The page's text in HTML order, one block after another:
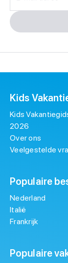
Kids
Kids
2026
Over ons
Veelgestelde
Populaire
Nederland
Italië
Frankrijk
Populaire